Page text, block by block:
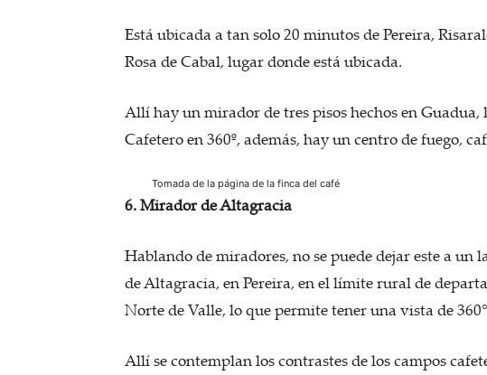
Está ubicada a tan solo 20 minutos de Pereira,
Rosa de Cabal, lugar donde está ubicada.
Allí hay un mirador de tres pisos hechos en
Cafetero en 360º, además, hay un centro de fuego,
Tomada de la página de la finca del café
6. Mirador de Altagracia
Hablando de miradores, no se puede dejar este a un
de Altagracia, en Pereira, en el límite rural de
Norte de Valle, lo que permite tener una vista de
Allí se contemplan los contrastes de los campos